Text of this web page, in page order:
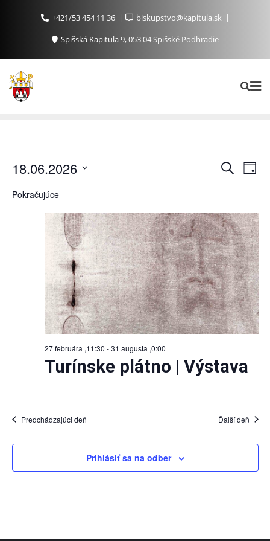
+421/53 454 11 36
biskupstvo@kapitula.sk
Spišská Kapitula 9, 053 04 Spišské Podhradie
Udalosti
and
Views
Vyhľadať
Day
18.06.2026
dátum.
Pokračujúce
27 februára ,11:30 -31 augusta ,0:00
Turínske plátno | Výstava
Predchádzajúci deň Ďalší deň
Prihlásiť sa na odber